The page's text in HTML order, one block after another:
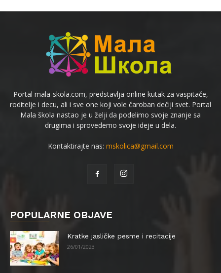
Portal mala-skola.com, predstavlja online kutak za vaspitače,
roditelje i decu, ali i sve one koji vole čaroban dečiji svet. Portal
Mala škola nastao je u želji da podelimo svoje znanje sa
drugima i sprovedemo svoje ideje u dela.
Kontaktirajte nas: mskolica@gmail.com
POPULARNE OBJAVE
Kratke jasličke pesme i recitacije
26/01/2023